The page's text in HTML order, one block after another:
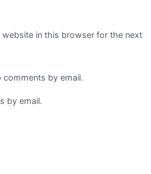
website in this browser for the next
by email.
by email.